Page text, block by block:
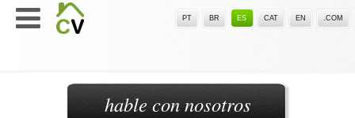
PT BR ES CAT EN .COM
hable con nosotros